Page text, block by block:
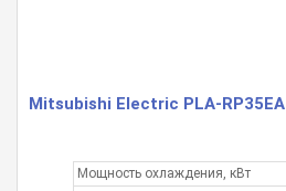
Mitsubishi Electric PLA-RP35EA
Мощность охлаждения, кВт